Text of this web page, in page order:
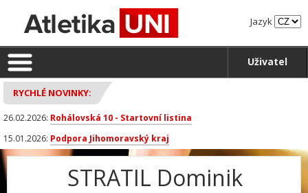
Jazyk
Uživatel
RYCHLÉ NOVINKY:
26.02.2026: Rohálovská 10 - Startovní listina
15.01.2026: Podpora Jihomoravský kraj
STRATIL Dominik